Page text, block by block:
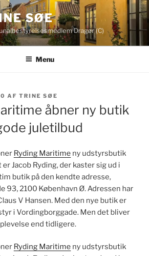
SØE
Dragør (C)
Menu
AF TRINE SØE
åbner ny butik
juletilbud
Ryding Maritime ny udstyrsbutik
Jacob Ryding, der kaster sig ud i
butik på den kendte adresse,
93, 2100 København Ø. Adressen har
V Hansen. Med den nye butik er
i Vordingborggade. Men det bliver
end tidligere.
Ryding Maritime ny udstyrsbutik